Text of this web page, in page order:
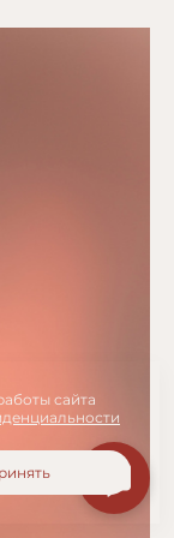
сайта